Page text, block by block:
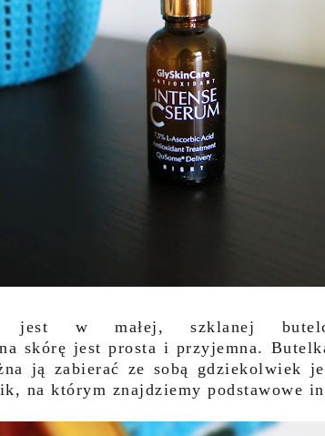
jest w małej, szklanej
skórę jest prosta i przyjemna.
ją zabierać ze sobą gdziekolwiek
na którym znajdziemy podstawowe